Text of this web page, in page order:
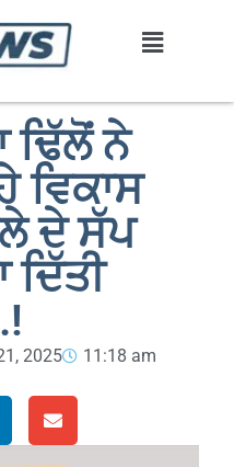
ਢਿੱਲੋਂ ਨੇ
ਵਿਕਾਸ
ਦੇ ਸੱਪ
2025
11:18 am